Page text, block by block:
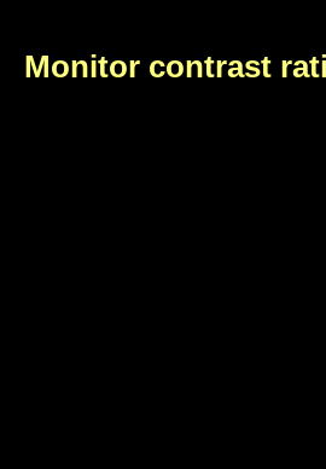
Monitor contrast